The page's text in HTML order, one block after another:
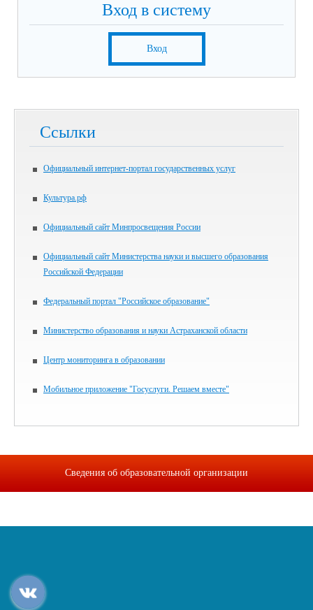
Вход в систему
Вход
Ссылки
Официальный интернет-портал государственных услуг
Культура.рф
Официальный сайт Минпросвещения России
Официальный сайт Министерства науки и высшего образования
Российской Федерации
Федеральный портал "Российское образование"
Министерство образования и науки Астраханской области
Центр мониторинга в образовании
Мобильное приложение "Госуслуги. Решаем вместе"
Сведения об образовательной организации